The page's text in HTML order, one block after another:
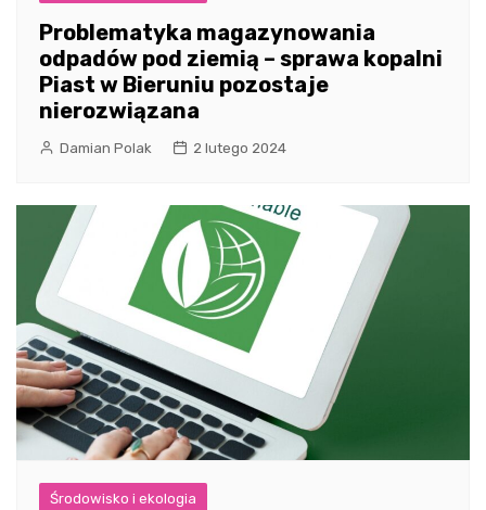
Problematyka magazynowania
odpadów pod ziemią – sprawa kopalni
Piast w Bieruniu pozostaje
nierozwiązana
Damian Polak 2 lutego 2024
Środowisko i ekologia